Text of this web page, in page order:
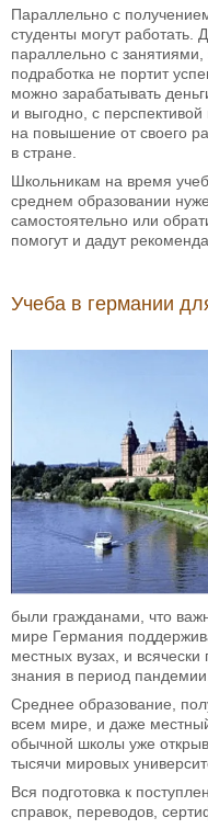
Параллельно с
студенты могут работать.
параллельно с
подработка не портит
можно зарабатывать
и выгодно, с
на повышение от своего
в стране.
Школьникам на время
среднем образовании
самостоятельно или
помогут и дадут
Учеба в германии
были гражданами, что
мире Германия
местных вузах, и
знания в период пандемии.
Среднее образование,
всем мире, и даже
обычной школы уже
тысячи мировых
Вся подготовка к
справок, переводов,